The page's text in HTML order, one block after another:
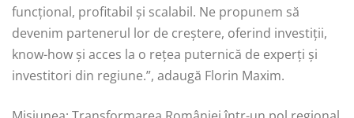
funcțional, profitabil și scalabil. Ne propunem să
devenim partenerul lor de creștere, oferind investiții,
know-how și acces la o rețea puternică de experți și
investitori din regiune.”, adaugă Florin Maxim.